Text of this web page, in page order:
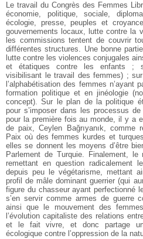
Le travail du Congrès des Femmes
économie, politique, sociale,
écologie, presse, peuples et
gouvernements locaux, lutte contre la
les commissions tentent de couvrir
différentes structures. Une bonne
lutte contre les violences conjugales
et étatiques contre les enfants ;
visibilisant le travail des femmes) ;
l’alphabétisation des femmes
formation politique et en jinéologie
concept). Sur le plan de la politique
pour s’imposer dans les processus
pour la première fois au monde, il y a
de paix, Ceylen Bağrıyanık, comme
Paix où des femmes kurdes et
elles se donnent les moyens d’être
Parlement de Turquie. Finalement,
remettant en question radicalement
depuis peu le végétarisme, mettant
profil de mâle dominant guerrier (qui
figure du chasseur ayant perfectionné
s’en servir comme armes de guerre
ainsi que le mouvement des
l’évolution capitaliste des relations
et le fait vivre, et donc partage
écologique contre l’oppression de la